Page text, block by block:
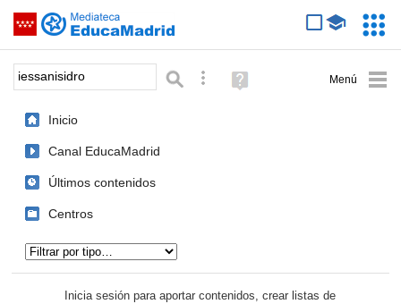
Saltar navegación
Palabra o frase: Búsqueda avanzada
Ayuda
(en
Inicio
Canal EducaMadrid
Últimos contenidos
Centros
Inicia sesión para aportar contenidos, crear listas de